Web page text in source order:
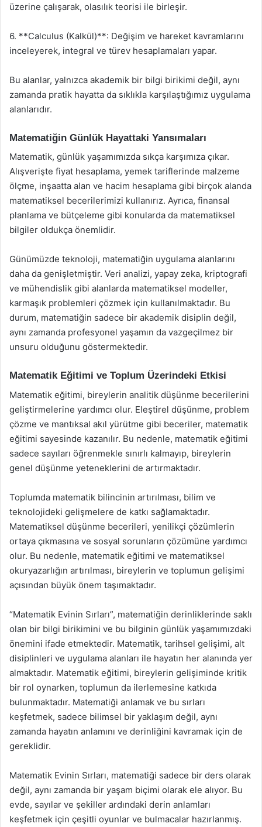
üzerine çalışarak, olasılık teorisi ile birleşir.
6. **Calculus (Kalkül)**: Değişim ve hareket kavramlarını
inceleyerek, integral ve türev hesaplamaları yapar.
Bu alanlar, yalnızca akademik bir bilgi birikimi değil, aynı
zamanda pratik hayatta da sıklıkla karşılaştığımız uygulama
alanlarıdır.
Matematiğin Günlük Hayattaki Yansımaları
Matematik, günlük yaşamımızda sıkça karşımıza çıkar.
Alışverişte fiyat hesaplama, yemek tariflerinde malzeme
ölçme, inşaatta alan ve hacim hesaplama gibi birçok alanda
matematiksel becerilerimizi kullanırız. Ayrıca, finansal
planlama ve bütçeleme gibi konularda da matematiksel
bilgiler oldukça önemlidir.
Günümüzde teknoloji, matematiğin uygulama alanlarını
daha da genişletmiştir. Veri analizi, yapay zeka, kriptografi
ve mühendislik gibi alanlarda matematiksel modeller,
karmaşık problemleri çözmek için kullanılmaktadır. Bu
durum, matematiğin sadece bir akademik disiplin değil,
aynı zamanda profesyonel yaşamın da vazgeçilmez bir
unsuru olduğunu göstermektedir.
Matematik Eğitimi ve Toplum Üzerindeki Etkisi
Matematik eğitimi, bireylerin analitik düşünme becerilerini
geliştirmelerine yardımcı olur. Eleştirel düşünme, problem
çözme ve mantıksal akıl yürütme gibi beceriler, matematik
eğitimi sayesinde kazanılır. Bu nedenle, matematik eğitimi
sadece sayıları öğrenmekle sınırlı kalmayıp, bireylerin
genel düşünme yeteneklerini de artırmaktadır.
Toplumda matematik bilincinin artırılması, bilim ve
teknolojideki gelişmelere de katkı sağlamaktadır.
Matematiksel düşünme becerileri, yenilikçi çözümlerin
ortaya çıkmasına ve sosyal sorunların çözümüne yardımcı
olur. Bu nedenle, matematik eğitimi ve matematiksel
okuryazarlığın artırılması, bireylerin ve toplumun gelişimi
açısından büyük önem taşımaktadır.
“Matematik Evinin Sırları”, matematiğin derinliklerinde saklı
olan bir bilgi birikimini ve bu bilginin günlük yaşamımızdaki
önemini ifade etmektedir. Matematik, tarihsel gelişimi, alt
disiplinleri ve uygulama alanları ile hayatın her alanında yer
almaktadır. Matematik eğitimi, bireylerin gelişiminde kritik
bir rol oynarken, toplumun da ilerlemesine katkıda
bulunmaktadır. Matematiği anlamak ve bu sırları
keşfetmek, sadece bilimsel bir yaklaşım değil, aynı
zamanda hayatın anlamını ve derinliğini kavramak için de
gereklidir.
Matematik Evinin Sırları, matematiği sadece bir ders olarak
değil, aynı zamanda bir yaşam biçimi olarak ele alıyor. Bu
evde, sayılar ve şekiller ardındaki derin anlamları
keşfetmek için çeşitli oyunlar ve bulmacalar hazırlanmış.